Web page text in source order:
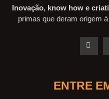
Inovação, know how e
primas que deram origem
ENTRE